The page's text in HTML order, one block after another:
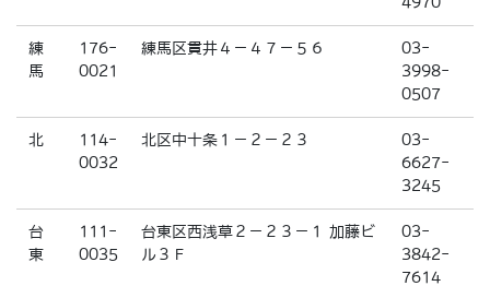
練
馬
176-
0021
練馬区貫井４－４７－５６
03-
3998-
0507
北
114-
0032
北区中十条１－２－２３
03-
6627-
3245
台
東
111-
0035
台東区西浅草２－２３－１ 加藤ビ
ル３Ｆ
03-
3842-
7614